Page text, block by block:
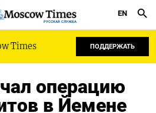
РУССКАЯ СЛУЖБА
EN
Times ПОДДЕРЖАТЬ
операцию
в Йемене